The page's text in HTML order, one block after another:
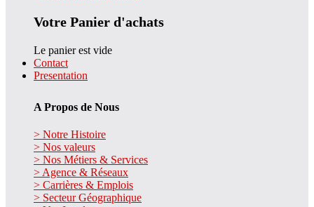
Votre Panier d'achats
Le panier est vide
Contact
Presentation
A Propos de Nous
> Notre Histoire
> Nos valeurs
> Nos Métiers & Services
> Agence & Réseaux
> Carrières & Emplois
> Secteur Géographique